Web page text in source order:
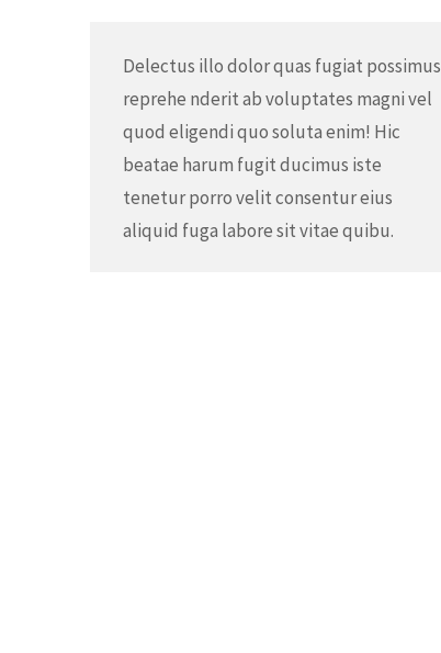
Delectus illo dolor quas fugiat possimus
reprehe nderit ab voluptates magni vel
quod eligendi quo soluta enim! Hic
beatae harum fugit ducimus iste
tenetur porro velit consentur eius
aliquid fuga labore sit vitae quibu.